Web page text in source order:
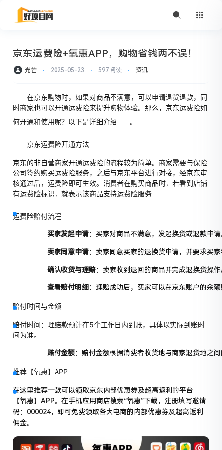
京东运费险+氧惠APP，购物省钱两不误！
光芒 ⋅ 2025-05-23 ⋅ 597 阅读 ⋅ 资讯
在京东购物时，如果对商品不满意，可以申请退货退款，同
时商家也可以开通运费险来提升购物体验。那么，京东运费险如
何开通和使用呢？以下是详细介绍
。
京东运费险开通方法
京东的非自营商家开通运费险的流程较为简单。商家需要与保险
公司签约购买运费险服务，之后与京东平台进行对接，经京东审
核通过后，运费险即可生效。消费者在购买商品时，若看到店铺
有运费险标识，就表示该商品支持运费险服务
运费险赔付流程
买家发起申请：买家对商品不满意，发起换货或退款申请
卖家同意申请：卖家同意买家的退换货申请，并要求买
确认收货与理赔：卖家收到退回的商品并完成退换货操
查看赔付明细 ：理赔成功后，买家可以在京东账户的余
赔付时间与金额
赔付时间 ：理赔款预计在5个工作日内到账，具体以实际到账时
间为准。
赔付金额：赔付金额根据消费者收货地与商家退货地之
推荐【氧惠】APP
在这里推荐一款可以领取京东内部优惠券及超高返利的平台——
【氧惠】APP。在手机应用商店搜索“氧惠”下载，注册填写邀请
码：000024，即可免费领取各大电商的内部优惠券及超高返利
佣金。